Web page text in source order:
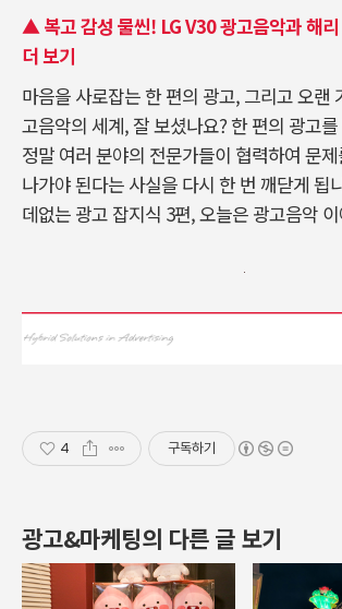
▲ 복고 감성 물씬! LG V30 광고음악과 해
더 보기
마음을 사로잡는 한 편의 광고, 그리고 오랜
고음악의 세계, 잘 보셨나요? 한 편의 광고
정말 여러 분야의 전문가들이 협력하여 문
나가야 된다는 사실을 다시 한 번 깨닫게 됩
데없는 광고 잡지식 3편, 오늘은 광고음악
4 구독하기
광고&마케팅의 다른 글 보기